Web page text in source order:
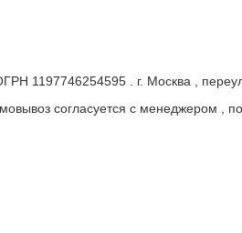
1197746254595 . г. Москва ,
согласуется с менеджером ,